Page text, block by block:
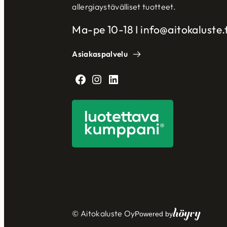
allergiaystävälliset tuotteet.
Ma-pe 10-18 I
Asiakaspalvelu
Facebook Instagram LinkedIn
© Aitokaluste OyPowered byHöyry